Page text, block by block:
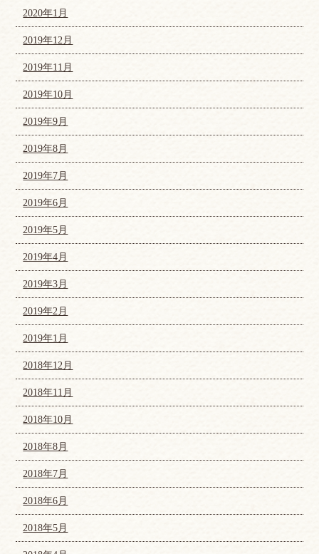
2020年1月
2019年12月
2019年11月
2019年10月
2019年9月
2019年8月
2019年7月
2019年6月
2019年5月
2019年4月
2019年3月
2019年2月
2019年1月
2018年12月
2018年11月
2018年10月
2018年8月
2018年7月
2018年6月
2018年5月